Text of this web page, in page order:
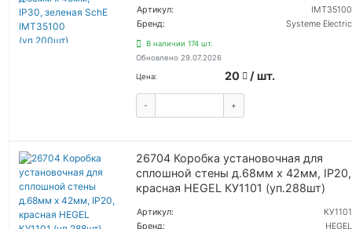
Артикул:
IMT35100
Бренд:
Systeme Electric
В наличии 174 шт.
Обновлено 29.07.2026
Цена: 20 / шт.
- +
26704 Коробка установочная для
сплошной стены д.68мм х 42мм, IP20,
красная HEGEL КУ1101 (уп.288шт)
Артикул:
КУ1101
Бренд:
HEGEL